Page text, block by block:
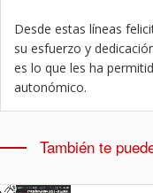
Desde estas líneas
su esfuerzo y
es lo que les ha
autonómico.
También te